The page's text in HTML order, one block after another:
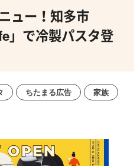
ュー！知多市
」で冷製パスタ登
ちたまる広告
家族